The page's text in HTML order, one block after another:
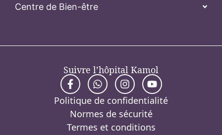
Centre de Bien-être
Suivre l’hôpital Kamol
Politique de confidentialité
Normes de sécurité
Termes et conditions